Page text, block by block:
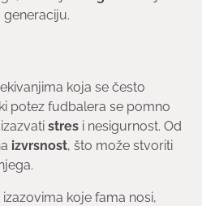
generaciju.
koja se često
potez fudbalera se pomno
stres i nesigurnost. Od
izvrsnost, što može stvoriti
koje fama nosi,